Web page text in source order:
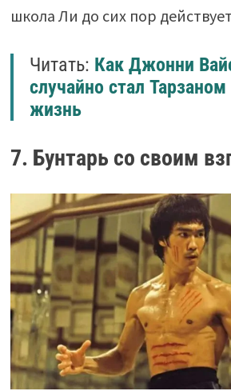
школа Ли до сих пор
Читать: Как Джонни
случайно стал
жизнь
7. Бунтарь со своим